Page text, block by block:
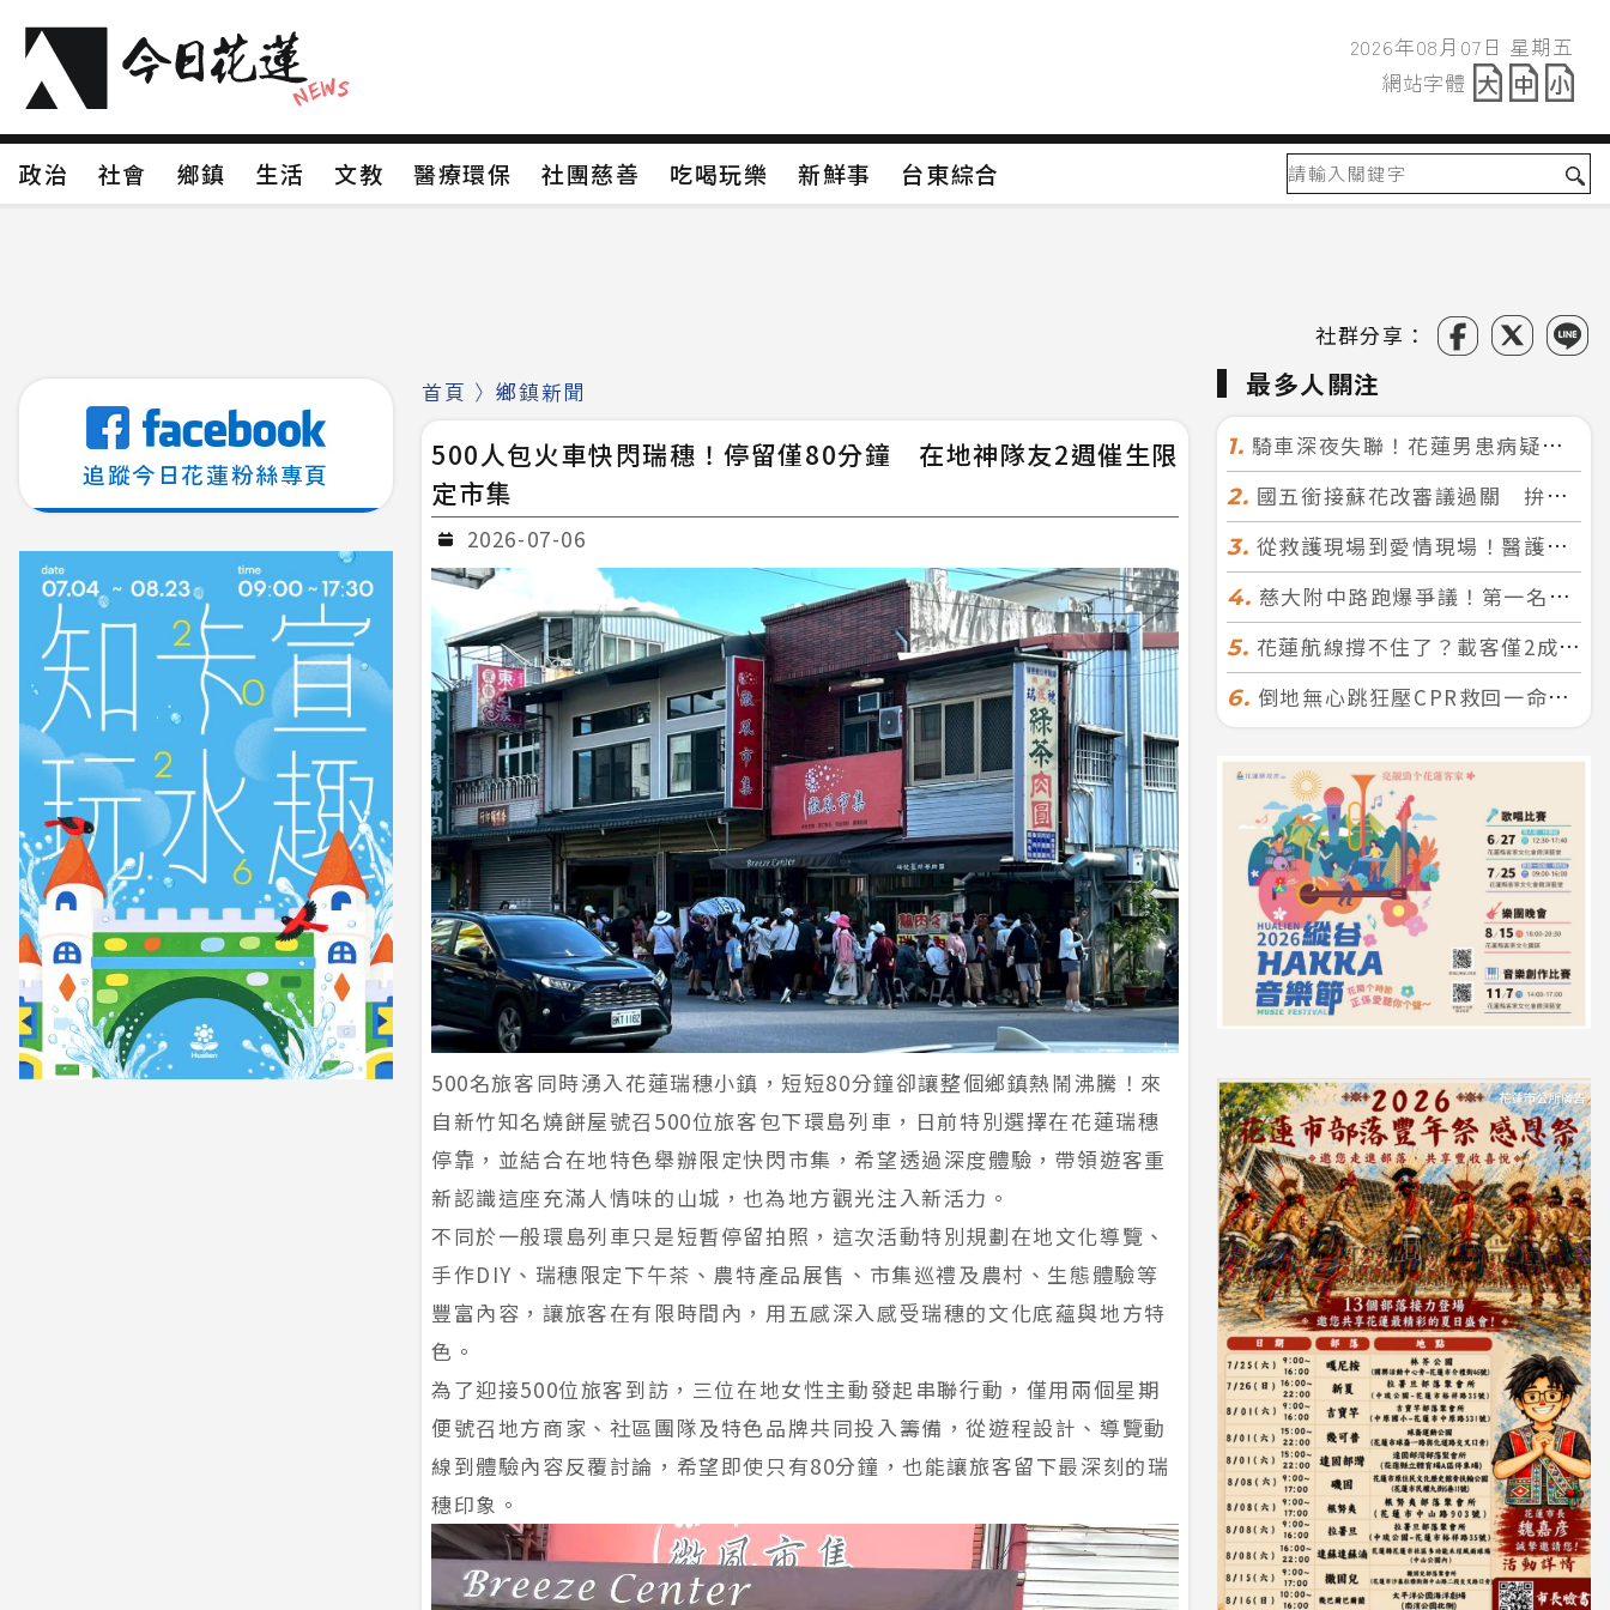
2026年08月07日
網站字體
政治 社會 鄉鎮 生活 文教 醫療環保 社團慈善 吃喝玩樂 新鮮事
台東綜合
社群分享：
追蹤今日花蓮粉絲專頁
首頁 〉鄉鎮新聞
500人包火車快閃瑞穗！停留僅80分鐘 在地神隊友2週催生限
定市集
2026-07-06
500名旅客同時湧入花蓮瑞穗小鎮，短短80分鐘卻讓整個鄉鎮熱鬧沸騰！來
自新竹知名燒餅屋號召500位旅客包下環島列車，日前特別選擇在花蓮瑞穗
停靠，並結合在地特色舉辦限定快閃市集，希望透過深度體驗，帶領遊客重
新認識這座充滿人情味的山城，也為地方觀光注入新活力。
不同於一般環島列車只是短暫停留拍照，這次活動特別規劃在地文化導覽、
手作DIY、瑞穗限定下午茶、農特產品展售、市集巡禮及農村、生態體驗等
豐富內容，讓旅客在有限時間內，用五感深入感受瑞穗的文化底蘊與地方特
色。
為了迎接500位旅客到訪，三位在地女性主動發起串聯行動，僅用兩個星期
便號召地方商家、社區團隊及特色品牌共同投入籌備，從遊程設計、導覽動
線到體驗內容反覆討論，希望即使只有80分鐘，也能讓旅客留下最深刻的瑞
穗印象。
最多人關注
1. 騎車深夜失聯！花蓮男患病疑迷途 警徒步百米急尋救回一命
2. 國五銜接蘇花改審議過關 拚明年七月前開工！台北花蓮2小時生活圈成形
3. 從救護現場到愛情現場！醫護×消防浪漫聯誼 32人配對成功5對
4. 慈大附中路跑爆爭議！第一名遭拔又改並列 家長怒：難以接受
5. 花蓮航線撐不住了？載客僅2成、年虧7000萬 華信喊：真的快飛不下去
6. 倒地無心跳狂壓CPR救回一命！警手傷撕裂仍不放手 竟救到藝人何篤霖哥哥
2026年08月07日 星期五
網站字體
政治 社會 鄉鎮 生活 文教 醫療環保 社團慈善 吃喝玩樂 新鮮事 台東綜合